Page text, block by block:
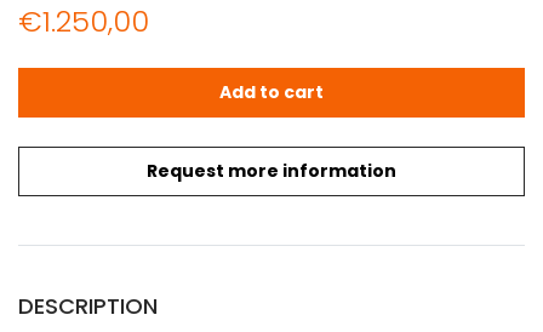
€1.250,00
Request more information
Stieglitz, Christian Ludwig: Zeichnungen aus der
Add to cart
DESCRIPTION